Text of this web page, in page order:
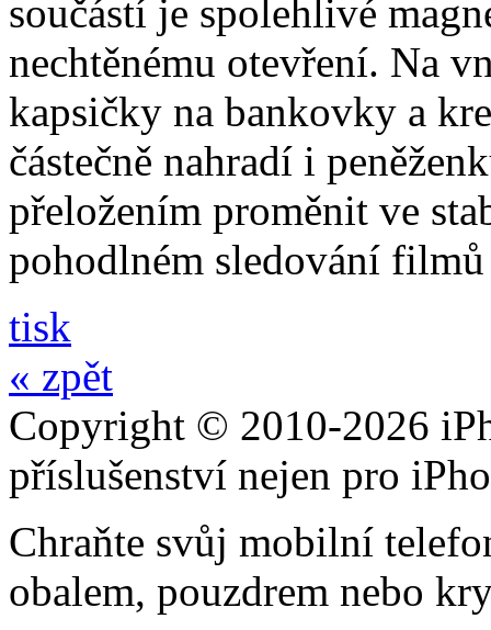
součástí je spolehlivé
nechtěnému otevření. Na
kapsičky na bankovky a
částečně nahradí i
přeložením proměnit ve
pohodlném sledování
tisk
« zpět
Copyright © 2010-2026
příslušenství nejen pro
Chraňte svůj mobilní
obalem, pouzdrem nebo